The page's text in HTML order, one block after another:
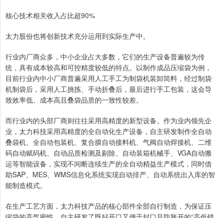
核心技术相关收入占比超90%
太力股份也将创新技术充分运用到实际生产中。
行业内厂商众多，中小企业占大多数，它们的生产设备普遍较为传
统，具有成本较高和可控精度较低的特点。以制作成品压缩袋为例，
目前行业内中小厂商普遍采用人工手工为制袋机装卸筒料，经过制袋
机制袋后，采用人工挑拣、手动折叠后，最后进行手工包装，这会导
致效率低、成本高且叠袋品质的一致性较差。
而行业内的头部厂商则往往采用高精度的新型设备。作为业内领先企
业，太力科技采用高精度的全自动化生产设备，自主研发制作全自动
叠袋机、全自动包装机、复合膜自动接料机、气阀自动焊接机、二维
码自动赋码机、自动品质检测及剔除、自动装箱机械手、VGA自动搬
运等智能设备，实现不间断连续生产的全自动精益生产模式，同时借
助SAP、MES、WMS信息化系统实现自动排产、自动系统出入库的智
能制造模式。
在生产工艺方面，太力科技产品的核心部件全部自行制造，为保证压